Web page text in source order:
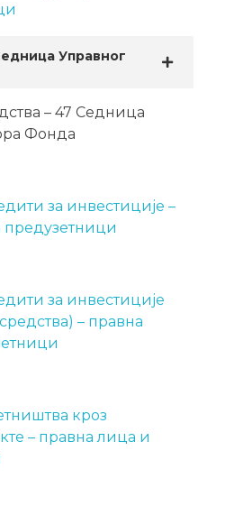
Управног
– 47 Седница
Фонда
за инвестиције –
за инвестиције
– правна
кроз
– правна лица и